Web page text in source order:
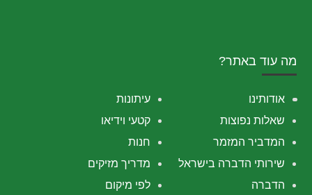
מה עוד באתר?
עיתונות
אודותינו
קטעי וידיאו
שאלות נפוצות
חנות
המדביר המזמר
מדריך מזיקים
שירותי הדברה בישראל
לפי מיקום
הדברה